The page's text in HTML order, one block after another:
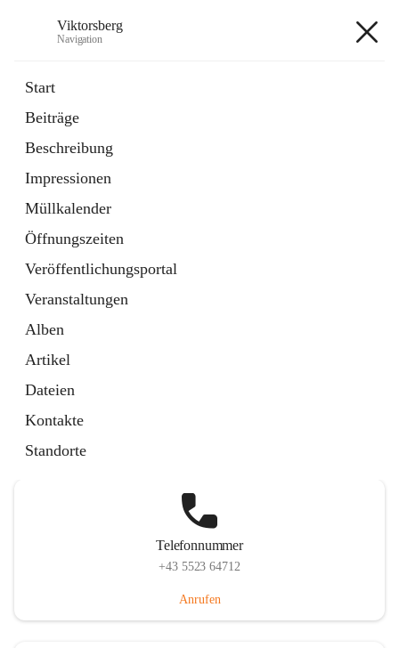
Viktorsberg
Navigation
Start
Beiträge
Beschreibung
Impressionen
Müllkalender
Öffnungszeiten
Veröffentlichungsportal
Veranstaltungen
Alben
Artikel
Dateien
Kontakte
Standorte
1 Schnellzugriff
Bürgerservice
10 Schnellzugriffe
Telefonnummer
+43 5523 64712
Anrufen